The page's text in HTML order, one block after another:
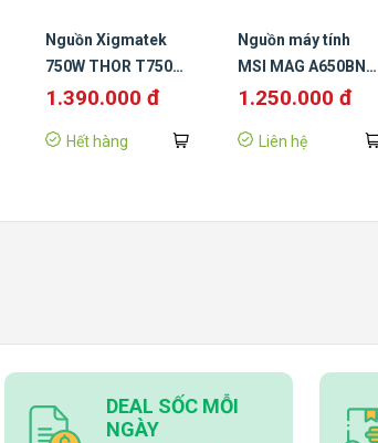
Nguồn Xigmatek
750W THOR T750
V2 80 Plus Bronze
1.390.000 đ
Hết hàng
Nguồn máy tính
MSI MAG A650BN
650W (80 Plus
1.250.000 đ
Liên hệ
DEAL SỐC MỖI
NGÀY